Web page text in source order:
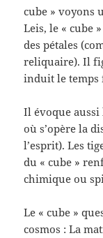
cube » voyons
Leis, le « cube
des pétales
reliquaire). Il
induit le temps
Il évoque aussi
où s’opère la
l’esprit). Les
du « cube »
chimique ou
Le « cube »
cosmos : La